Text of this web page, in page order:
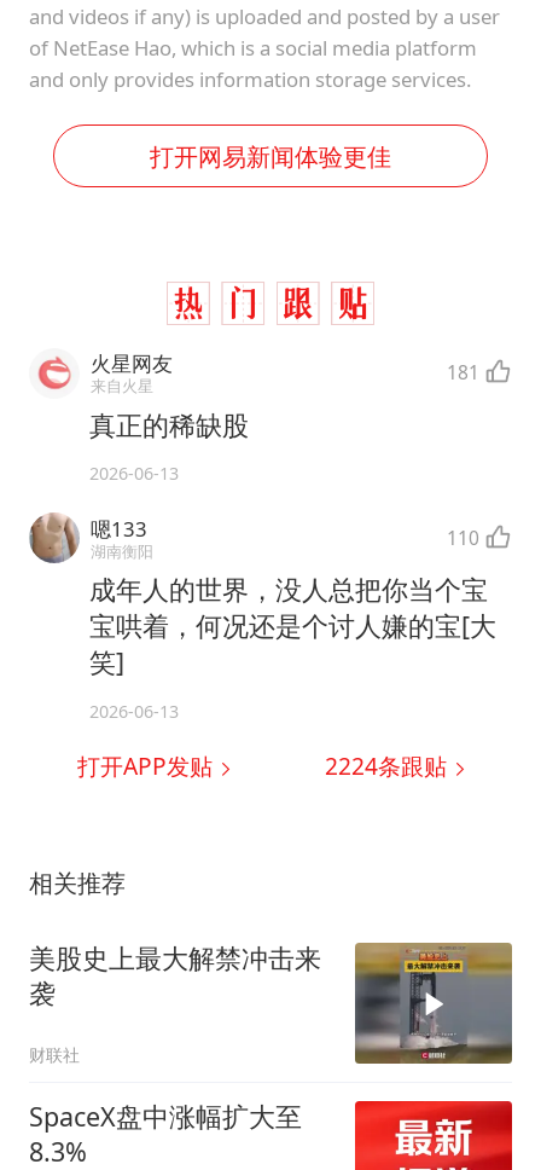
and videos if any) is uploaded and posted by a user
of NetEase Hao, which is a social media platform
and only provides information storage services.
打开网易新闻体验更佳
火星网友
来自火星 181
真正的稀缺股
2026-06-13
嗯133
湖南衡阳 110
成年人的世界，没人总把你当个宝
宝哄着，何况还是个讨人嫌的宝[大
笑]
2026-06-13
打开APP发贴 2224条跟贴
相关推荐
美股史上最大解禁冲击来
袭
财联社
SpaceX盘中涨幅扩大至
8.3%